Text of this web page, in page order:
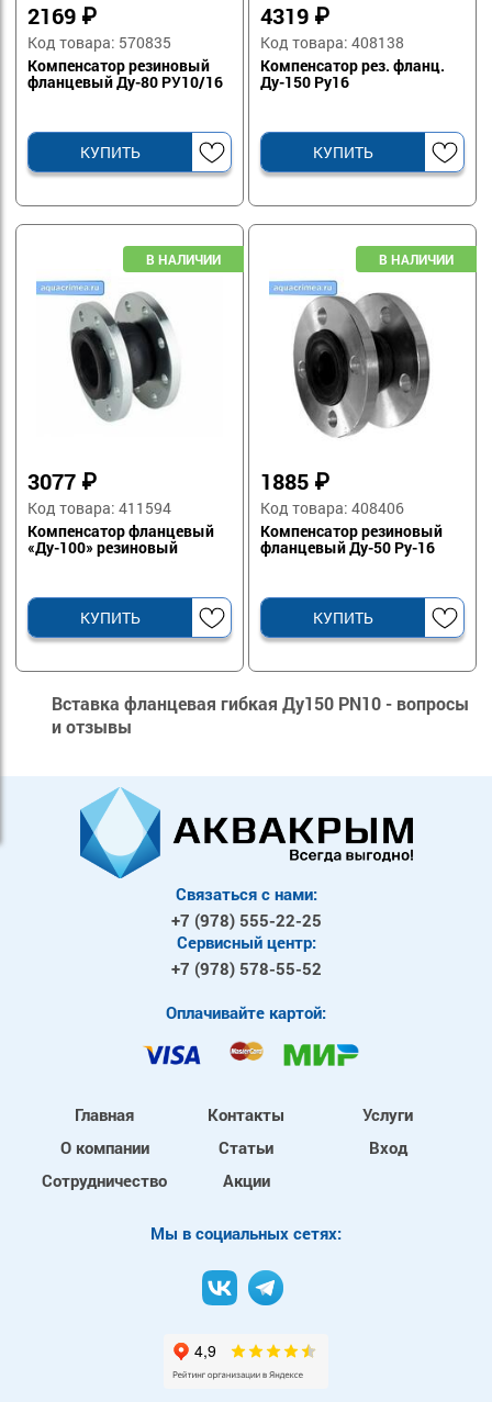
2169 ₽
Код товара: 570835
Компенсатор резиновый
фланцевый Ду-80 РУ10/16
КУПИТЬ
4319 ₽
Код товара: 408138
Компенсатор рез. фланц.
Ду-150 Ру16
КУПИТЬ
3077 ₽
Код товара: 411594
Компенсатор фланцевый
«Ду-100» резиновый
КУПИТЬ
1885 ₽
Код товара: 408406
Компенсатор резиновый
фланцевый Ду-50 Ру-16
КУПИТЬ
Вставка фланцевая гибкая Ду150 PN10 - вопросы
и отзывы
Связаться с нами:
+7 (978) 555-22-25
Сервисный центр:
+7 (978) 578-55-52
Оплачивайте картой:
Главная
О компании
Сотрудничество
Контакты
Статьи
Акции
Услуги
Вход
Mы в социальных сетях: